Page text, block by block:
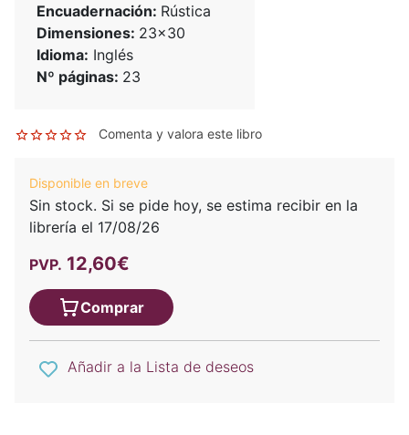
Encuadernación: Rústica
Dimensiones: 23x30
Idioma: Inglés
Nº páginas: 23
Comenta y valora este libro
Disponible en breve
Sin stock. Si se pide hoy, se estima recibir en la
librería el 17/08/26
PVP. 12,60€
Comprar
Añadir a la Lista de deseos